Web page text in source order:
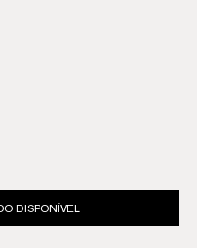
DISPONÍVEL